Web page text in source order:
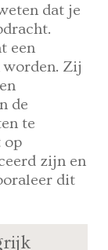
dat je
een
worden. Zij
de
te
op
zijn en
dit